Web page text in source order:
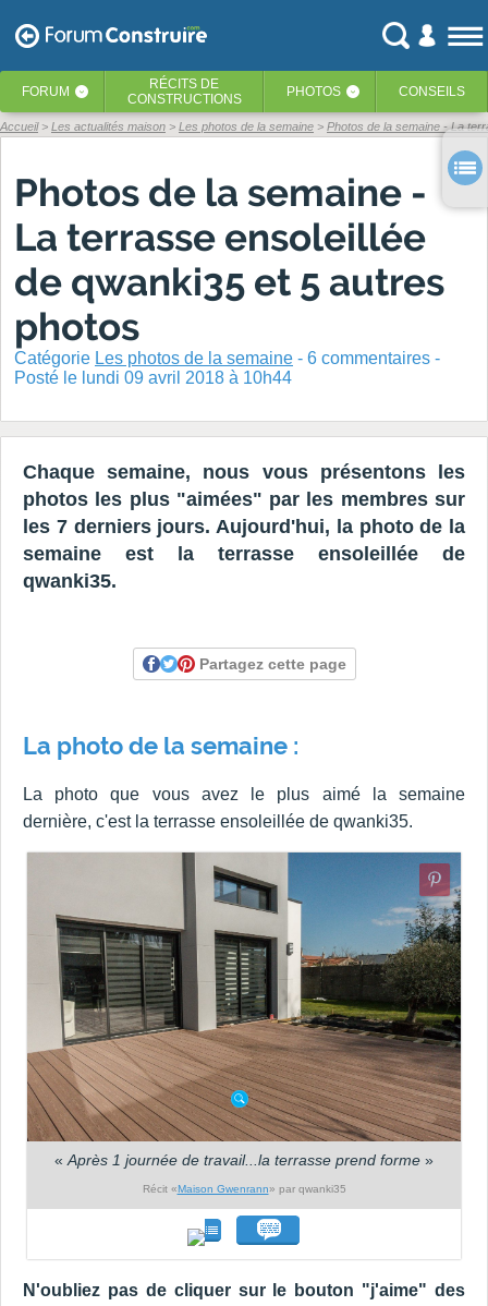
FORUM ‹ RÉCITS DE
CONSTRUCTIONS
PHOTOS ‹ CONSEILS
Accueil Les actualités maison Les photos de la semaine Photos de la semaine - La
Photos de la semaine -
La terrasse ensoleillée
de qwanki35 et 5 autres
photos
Catégorie Les photos de la semaine - 6 commentaires -
Posté le lundi 09 avril 2018 à 10h44
Chaque semaine, nous vous présentons les
photos les plus "aimées" par les membres sur
les 7 derniers jours. Aujourd'hui, la photo de la
semaine est la terrasse ensoleillée de
qwanki35.
Partagez cette page
La photo de la semaine :
La photo que vous avez le plus aimé la semaine
dernière, c'est la terrasse ensoleillée de qwanki35.
« Après 1 journée de travail...la terrasse prend forme »
Récit «Maison Gwenrann» par qwanki35
N'oubliez pas de cliquer sur le bouton "j'aime" des